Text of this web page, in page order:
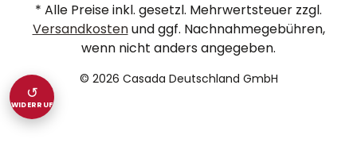
* Alle Preise inkl. gesetzl. Mehrwertsteuer zzgl.
Versandkostenund ggf. Nachnahmegebühren,
wenn nicht anders angegeben.
© 2026 Casada Deutschland GmbH
↺
WIDERRUF